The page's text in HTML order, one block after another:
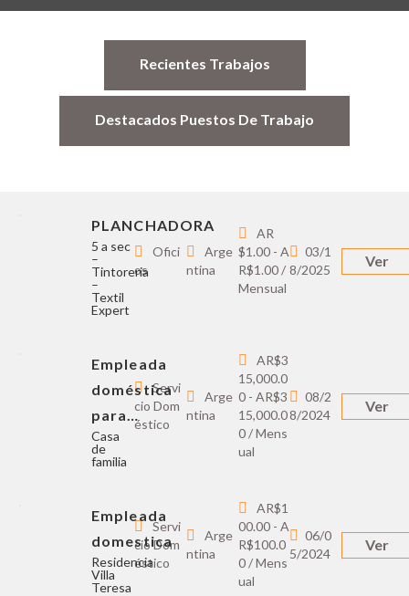
Recientes Trabajos
Destacados Puestos De Trabajo
PLANCHADORA
5 a sec
–
Tintoreria
–
Textil
Expert
Ofici
os
Arge
ntina
AR
$1.00 - A
R$1.00 /
Mensual
03/1
8/2025
Ver
Empleada
doméstica
para…
Casa
de
familia
Servi
cio Dom
éstico
Arge
ntina
AR$3
15,000.0
0 - AR$3
15,000.0
0 / Mens
ual
08/2
8/2024
Ver
Empleada
domestica
Residencia
Villa
Teresa
Servi
cio Dom
éstico
Arge
ntina
AR$1
00.00 - A
R$100.0
0 / Mens
ual
06/0
5/2024
Ver